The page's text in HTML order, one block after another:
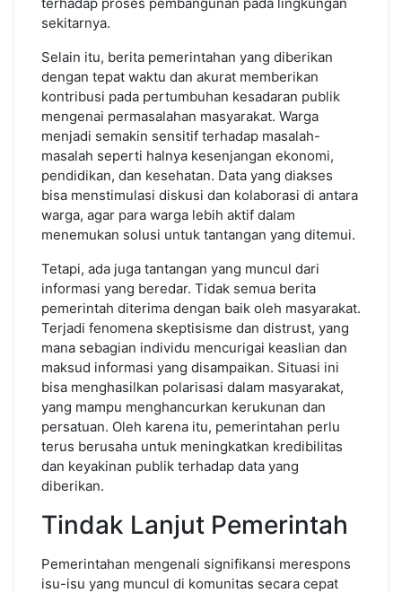
sekitarnya.
Selain itu, berita pemerintahan yang diberikan
dengan tepat waktu dan akurat memberikan
kontribusi pada pertumbuhan kesadaran publik
mengenai permasalahan masyarakat. Warga
menjadi semakin sensitif terhadap masalah-
masalah seperti halnya kesenjangan ekonomi,
pendidikan, dan kesehatan. Data yang diakses
bisa menstimulasi diskusi dan kolaborasi di antara
warga, agar para warga lebih aktif dalam
menemukan solusi untuk tantangan yang ditemui.
Tetapi, ada juga tantangan yang muncul dari
informasi yang beredar. Tidak semua berita
pemerintah diterima dengan baik oleh masyarakat.
Terjadi fenomena skeptisisme dan distrust, yang
mana sebagian individu mencurigai keaslian dan
maksud informasi yang disampaikan. Situasi ini
bisa menghasilkan polarisasi dalam masyarakat,
yang mampu menghancurkan kerukunan dan
persatuan. Oleh karena itu, pemerintahan perlu
terus berusaha untuk meningkatkan kredibilitas
dan keyakinan publik terhadap data yang
diberikan.
Tindak Lanjut Pemerintah
Pemerintahan mengenali signifikansi merespons
isu-isu yang muncul di komunitas secara cepat